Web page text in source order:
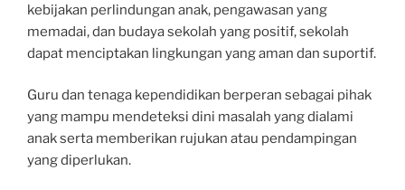
kebijakan perlindungan anak, pengawasan yang
memadai, dan budaya sekolah yang positif, sekolah
dapat menciptakan lingkungan yang aman dan suportif.
Guru dan tenaga kependidikan berperan sebagai pihak
yang mampu mendeteksi dini masalah yang dialami
anak serta memberikan rujukan atau pendampingan
yang diperlukan.